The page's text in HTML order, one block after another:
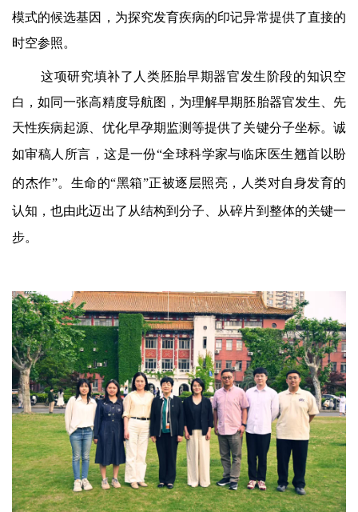
模式的候选基因，为探究发育疾病的印记异常提供了直接的
时空参照。
这项研究填补了 人类胚胎早期器官发生阶段的知识空
白，如同一张高精度导航图 ，为理解早期胚胎器官发生、先
天性疾病起源、优化早孕期监测等提供了关键分子坐标。诚
如审稿人所言，这是一份“全球科学家与临床医生翘首以盼
的杰作”。生命的“黑箱”正被逐层照亮，人类对自身发育的
认知，也由此迈出了从结构到分子、从碎片到整体的关键一
步。